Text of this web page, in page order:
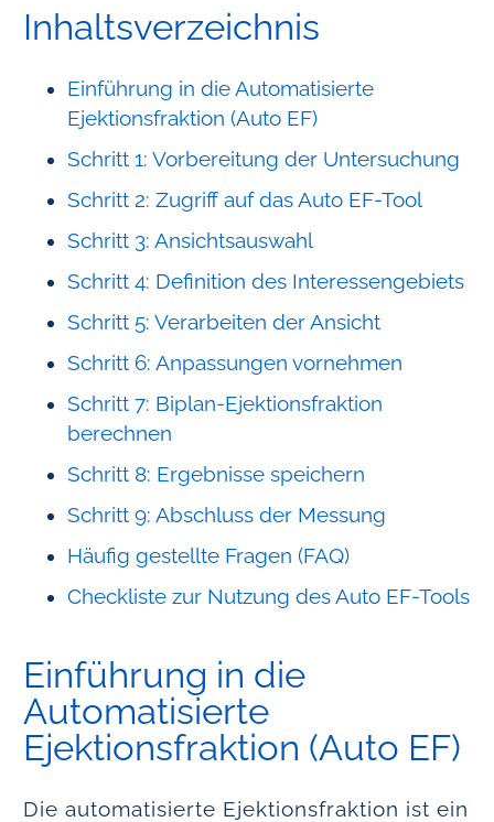
Inhaltsverzeichnis
Einführung in die Automatisierte
Ejektionsfraktion (Auto EF)
Schritt 1: Vorbereitung der Untersuchung
Schritt 2: Zugriff auf das Auto EF-Tool
Schritt 3: Ansichtsauswahl
Schritt 4: Definition des Interessengebiets
Schritt 5: Verarbeiten der Ansicht
Schritt 6: Anpassungen vornehmen
Schritt 7: Biplan-Ejektionsfraktion
berechnen
Schritt 8: Ergebnisse speichern
Schritt 9: Abschluss der Messung
Häufig gestellte Fragen (FAQ)
Checkliste zur Nutzung des Auto EF-Tools
Einführung in die
Automatisierte
Ejektionsfraktion (Auto EF)
Die automatisierte Ejektionsfraktion ist ein